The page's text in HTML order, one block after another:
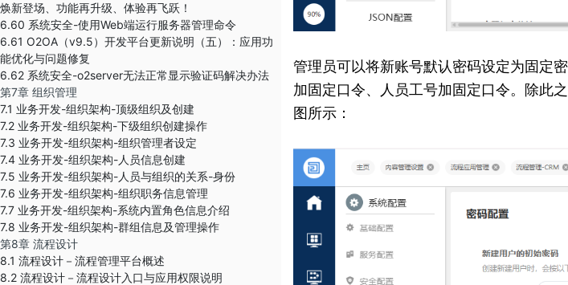
焕新登场、功能再升级、体验再飞跃！
6.60 系统安全-使用Web端运行服务器管理命令
6.61 O2OA（v9.5）开发平台更新说明（五）：应用功
能优化与问题修复
6.62 系统安全-o2server无法正常显示验证码解决办法
第7章 组织管理
7.1 业务开发-组织架构-顶级组织及创建
7.2 业务开发-组织架构-下级组织创建操作
7.3 业务开发-组织架构-组织管理者设定
7.4 业务开发-组织架构-人员信息创建
7.5 业务开发-组织架构-人员与组织的关系-身份
7.6 业务开发-组织架构-组织职务信息管理
7.7 业务开发-组织架构-系统内置角色信息介绍
7.8 业务开发-组织架构-群组信息及管理操作
第8章 流程设计
8.1 流程设计－流程管理平台概述
8.2 流程设计－流程设计入口与应用权限说明
管理员可以将新账号默认密码设定为固定
加固定口令、人员工号加固定口令。除此
图所示：